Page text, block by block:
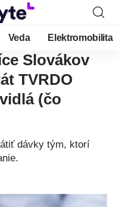
Veda Elektromobilita
Slovákov
TVRDO
(čo
dávky tým, ktorí